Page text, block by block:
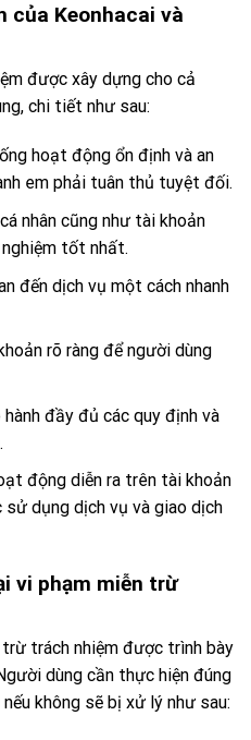
của Keonhacai và
được xây dựng cho cả
chi tiết như sau:
hoạt động ổn định và an
em phải tuân thủ tuyệt đối.
nhân cũng như tài khoản
tốt nhất.
đến dịch vụ một cách nhanh
rõ ràng để người dùng
đầy đủ các quy định và
động diễn ra trên tài khoản
sử dụng dịch vụ và giao dịch
vi phạm miễn trừ
trách nhiệm được trình bày
dùng cần thực hiện đúng
không sẽ bị xử lý như sau: